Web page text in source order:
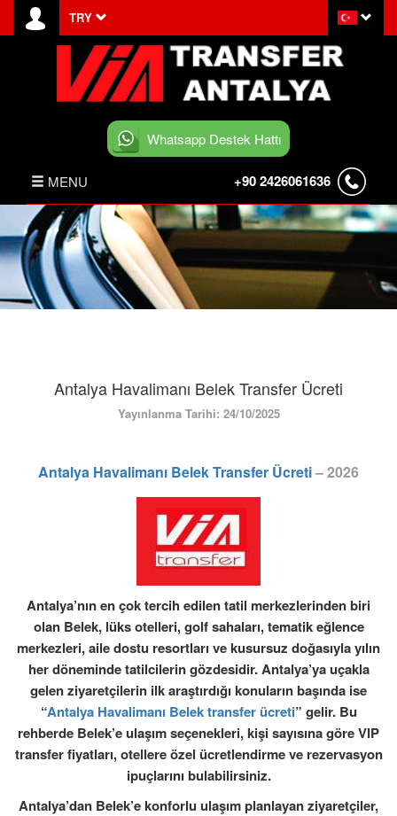
TRY
Whatsapp Destek Hattı
MENU +90 2426061636
ANASAYFA
HABERLER
BELEK TRANSFER
ÜYE GİRİŞİ / KAYIT
Antalya Havalimanı Belek Transfer Ücreti
Yayınlanma Tarihi: 24/10/2025
Antalya Havalimanı Belek Transfer Ücreti– 2026
Antalya’nın en çok tercih edilen tatil merkezlerinden biri
olan Belek, lüks otelleri, golf sahaları, tematik eğlence
merkezleri, aile dostu resortları ve kusursuz doğasıyla yılın
her döneminde tatilcilerin gözdesidir. Antalya’ya uçakla
gelen ziyaretçilerin ilk araştırdığı konuların başında ise
“Antalya Havalimanı Belek transfer ücreti” gelir. Bu
rehberde Belek’e ulaşım seçenekleri, kişi sayısına göre VIP
transfer fiyatları, otellere özel ücretlendirme ve rezervasyon
ipuçlarını bulabilirsiniz.
Antalya’dan Belek’e konforlu ulaşım planlayan ziyaretçiler,